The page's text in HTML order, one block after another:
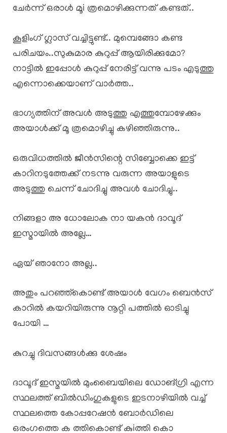
ചേർന്ന് ഒരാൾ മൂi ത്രമൊഴിക്കുന്നത് കണ്ടത്..
കൂളിംഗ് ഗ്ലാസ് വച്ചിട്ടുണ്ട്.. മുമ്പെങ്ങോ കണ്ട
പരിചയം..സുകുമാര കുറുപ്പ് ആയിരിക്കുമോ?
നാട്ടിൽ ഇപ്പോൾ കുറുപ്പ് നേരിട്ട് വന്നു പടം എടുത്തു
എന്നൊക്കെയാണ് വാർത്ത..
ഭാഗ്യത്തിന് അവൾ അടുത്തു എത്തുമ്പോഴേക്കും
അയാൾക്ക് മൂ ത്രമൊഴിച്ചു കഴിഞ്ഞിരുന്നു..
ഒരുവിധത്തിൽ ജീൻസിന്റെ സിബ്ബോക്കെ ഇട്ട്
കാറിനടുത്തേക്ക് നടന്നു വരുന്ന അയാളുടെ
അടുത്തു ചെന്ന് ചോദിച്ചു അവൾ ചോദിച്ചു..
നിങ്ങളാ അ ധോലോക നാ യകൻ ദാവൂദ്
ഇസ്മായിൽ അല്ലേ…
ഏയ് ഞാനോ അല്ല..
അതും പറഞ്ഞ്കൊണ്ട് അയാൾ വേഗം ബെൻസ്
കാറിൽ കയറിയിരുന്നു നൂറ്റി പത്തിൽ ഓടിച്ചു
പോയി …
കുറച്ചു ദിവസങ്ങൾക്കു ശേഷം
ദാവൂദ് ഇസ്മയിൽ മുംബൈയിലെ ഡോങ്ഗ്രി എന്ന
സ്ഥലത്ത് ബിൽഡിംഗുകളുടെ ഇടനാഴിയിൽ വച്ച്
സ്ഥലത്തെ കോപ്പറേഷൻ ബോർഡിലെ
ഒരംഗത്തെ ക ത്തികൊണ്ട് കുiത്തി കൊ